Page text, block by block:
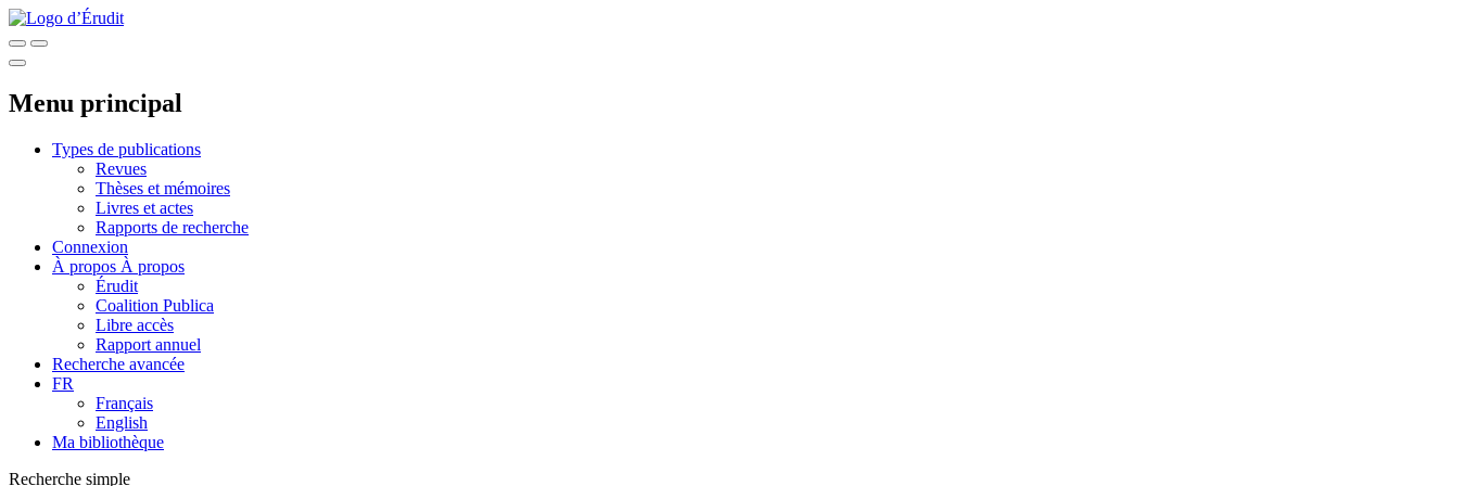
Menu principal
Types de publications
Revues
Thèses et mémoires
Livres et actes
Rapports de recherche
Connexion
À propos À propos
Érudit
Coalition Publica
Libre accès
Rapport annuel
Recherche avancée
FR
Français
English
Ma bibliothèque
Recherche simple